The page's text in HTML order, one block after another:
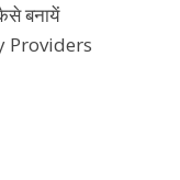
बनायें
Providers